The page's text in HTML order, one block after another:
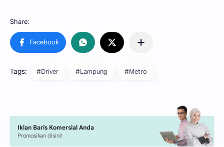
Tags: #Driver #Lampung #Metro
Iklan Baris Komersial Anda
Promosikan disini!